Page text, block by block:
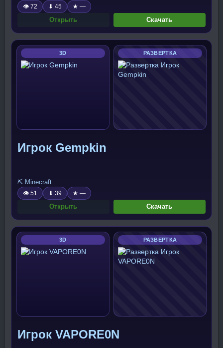
👁 72 ⬇ 45 ★ —
Открыть Скачать
3D РАЗВЕРТКА
Игрок Gempkin
⛏️ Minecraft
👁 51 ⬇ 39 ★ —
Открыть Скачать
3D РАЗВЕРТКА
Игрок VAPORE0N